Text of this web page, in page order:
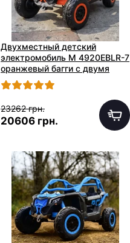
Двухместный детский
электромобиль M 4920EBLR-7
оранжевый багги с двумя
моторами по 240W
23262 грн.
20606 грн.